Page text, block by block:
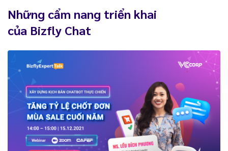
Những cẩm nang triển khai
của Bizfly Chat